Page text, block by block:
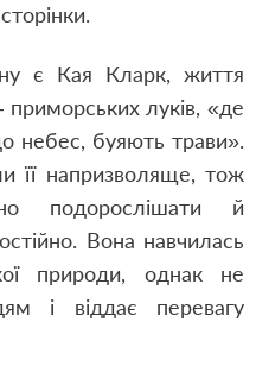
є Кая Кларк, життя
луків, «де
небес, буяють трави».
її напризволяще, тож
подорослішати й
Вона навчилась
природи, однак не
і віддає перевагу